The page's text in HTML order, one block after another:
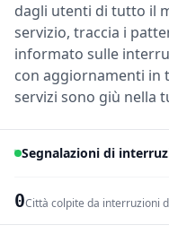
dagli utenti di tutto il
servizio, traccia i
informato sulle
con aggiornamenti in
servizi sono giù nella
Segnalazioni di
0Città colpite da interruzioni